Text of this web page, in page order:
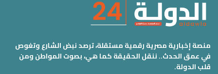
منصة إخبارية مصرية رقمية مستقلة، ترصد نبض الشارع وتغوص
في عمق الحدث.. ننقل الحقيقة كما هي، بصوت المواطن ومن
قلب الدولة.